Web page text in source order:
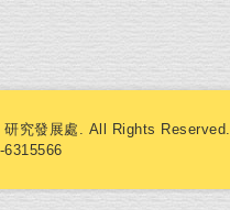
究發展處. All Rights Reserved.
6315566